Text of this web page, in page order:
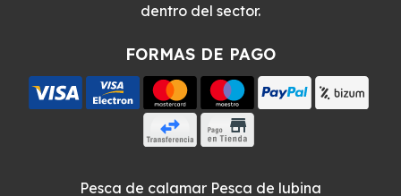
dentro del sector.
FORMAS DE PAGO
Pesca de calamar Pesca de lubina